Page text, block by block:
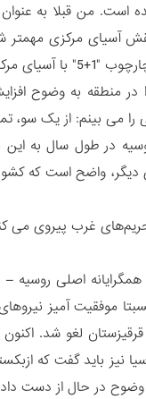
است. من قبلا به
آسیای مرکزی
اوکراین هم وجود داشت.
در منطقه به وضوح
می بینم: از یک سو،
در طول سال به
واضح است که
غرب پیروی می
اصلی
موفقیت آمیز
لغو شد.
نیز باید گفت که
وضوح در حال از دست